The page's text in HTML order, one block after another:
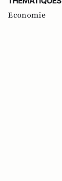
Economie